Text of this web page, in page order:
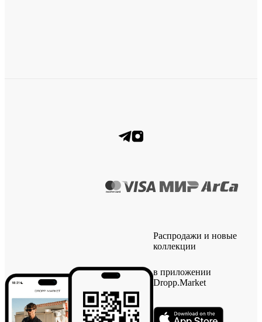
Распродажи и новые
коллекции
в приложении
Dropp.Market